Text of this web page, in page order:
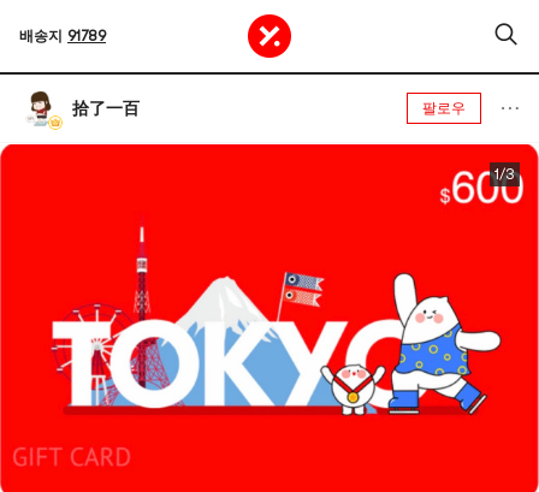
배송지 91789
拾了一百 팔로우
1/3